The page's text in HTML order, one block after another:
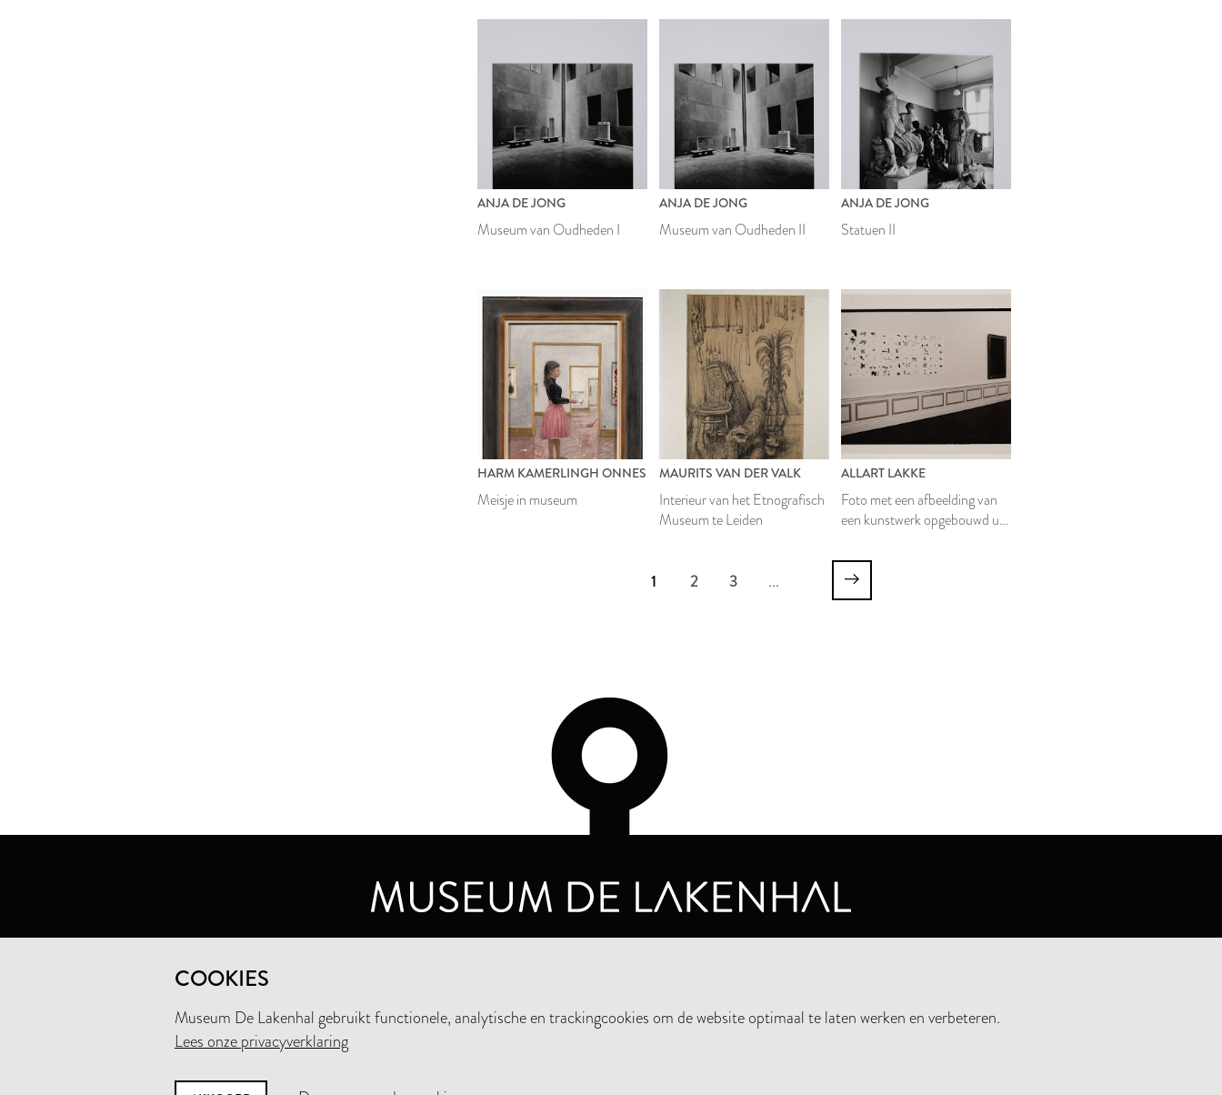
ANJA DE JONG
Museum van Oudheden I
ANJA DE JONG
Museum van Oudheden II
ANJA DE JONG
Statuen II
HARM KAMERLINGH ONNES
Meisje in museum
MAURITS VAN DER VALK
Interieur van het Etnografisch
Museum te Leiden
ALLART LAKKE
Foto met een afbeelding van
een kunstwerk opgebouwd uit
1 2 3 ...
COOKIES
Museum De Lakenhal gebruikt functionele, analytische en trackingcookies om de website optimaal te laten werken en verbeteren.
Lees onze privacyverklaring
MUSEUM DE LAKENHAL
OUDE SINGEL 32
+31 (0)71 5165360